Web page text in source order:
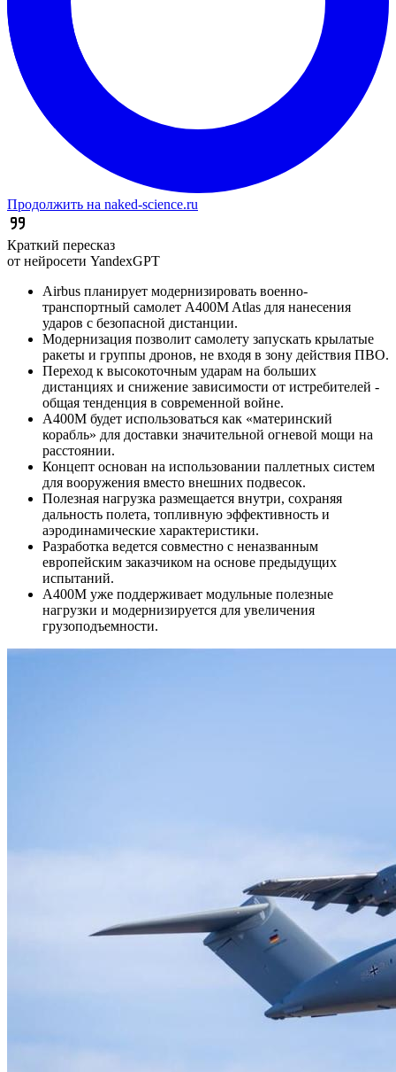
Продолжить на naked-science.ru
Краткий пересказ
от нейросети YandexGPT
Airbus планирует модернизировать военно-
транспортный самолет A400M Atlas для нанесения
ударов с безопасной дистанции.
Модернизация позволит самолету запускать крылатые
ракеты и группы дронов, не входя в зону действия ПВО.
Переход к высокоточным ударам на больших
дистанциях и снижение зависимости от истребителей -
общая тенденция в современной войне.
A400M будет использоваться как «материнский
корабль» для доставки значительной огневой мощи на
расстоянии.
Концепт основан на использовании паллетных систем
для вооружения вместо внешних подвесок.
Полезная нагрузка размещается внутри, сохраняя
дальность полета, топливную эффективность и
аэродинамические характеристики.
Разработка ведется совместно с неназванным
европейским заказчиком на основе предыдущих
испытаний.
A400M уже поддерживает модульные полезные
нагрузки и модернизируется для увеличения
грузоподъемности.